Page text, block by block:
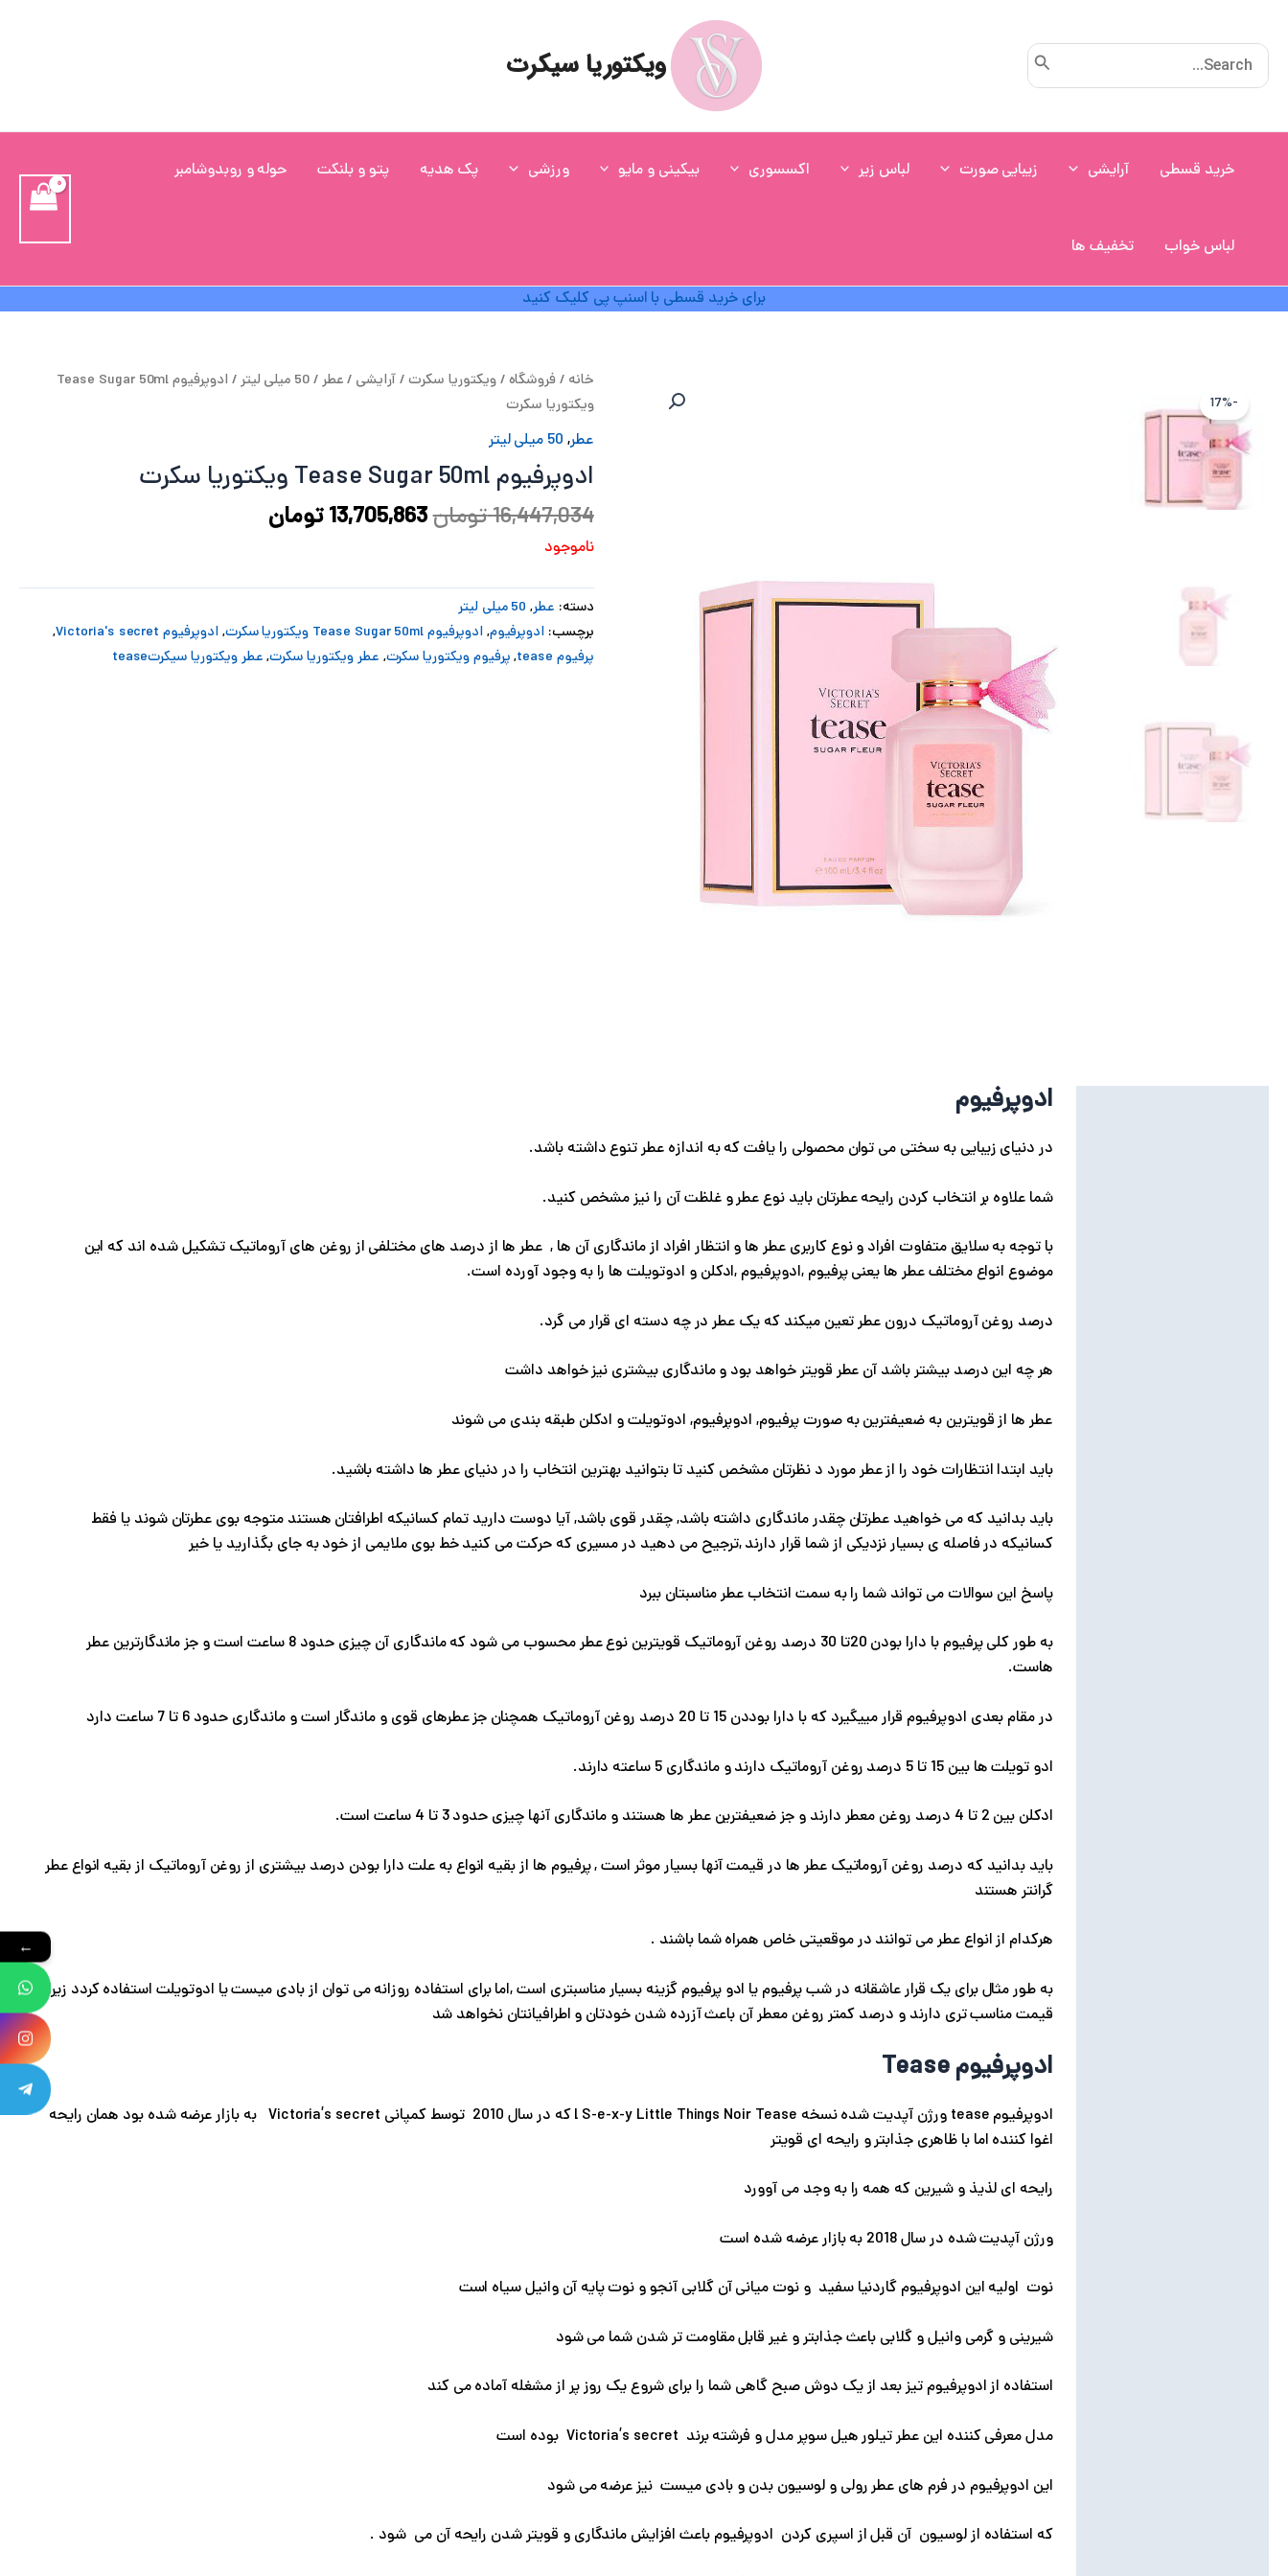
Search
for:
ویکتوریا سیکرت
خرید قسطی آرایشی زیبایی صورت لباس زیر اکسسوری بیکینی و مایو ورزشی پک هدیه پتو و بلنکت حوله و روبدوشامبر
لباس خواب تخفیف ها
برای خرید قسطی با اسنپ پی کلیک کنید
-17%
خانه /فروشگاه/ویکتوریا سکرت/آرایشی /عطر/50 میلی لیتر
/ ادوپرفیوم Tease Sugar 50ml
ویکتوریا سکرت
عطر, 50 میلی لیتر
ادوپرفیوم Tease Sugar 50ml ویکتوریا سکرت
16,447,034تومان
قیمت
13,705,863تومان
قیمت
ناموجود
دسته: عطر, 50 میلی لیتر
برچسب: ادوپرفیوم,ادوپرفیوم Tease Sugar 50ml ویکتوریا سکرت ,ادوپرفیوم Victoria's secret
,
پرفیوم tease
,پرفیوم ویکتوریا سکرت, عطر ویکتوریا سکرت,عطر ویکتوریا سیکرتtease
ادوپرفیوم
در دنیای زیبایی به سختی می توان محصولی را یافت که به اندازه عطر تنوع داشته باشد.
شما علاوه بر انتخاب کردن رایحه عطرتان باید نوع عطر و غلظت آن را نیز مشخص کنید.
با توجه به سلایق متفاوت افراد و نوع کاربری عطر ها و انتظار افراد از ماندگاری آن ها , عطر ها از درصد های مختلفی از روغن های آروماتیک تشکیل شده اند که این
موضوع انواع مختلف عطر ها یعنی پرفیوم ,ادوپرفیوم ,ادکلن و ادوتویلت ها را به وجود آورده است.
درصد روغن آروماتیک درون عطر تعین میکند که یک عطر در چه دسته ای قرار می گرد.
هر چه این درصد بیشتر باشد آن عطر قویتر خواهد بود و ماندگاری بیشتری نیز خواهد داشت
عطر ها از قویترین به ضعیفترین به صورت پرفیوم, ادوپرفیوم, ادوتویلت و ادکلن طبقه بندی می شوند
باید ابتدا انتظارات خود را از عطر مورد د نظرتان مشخص کنید تا بتوانید بهترین انتخاب را در دنیای عطر ها داشته باشید.
باید بدانید که می خواهید عطرتان چقدر ماندگاری داشته باشد, چقدر قوی باشد, آیا دوست دارید تمام کسانیکه اطرافتان هستند متوجه بوی عطرتان شوند یا فقط
کسانیکه در فاصله ی بسیار نزدیکی از شما قرار دارند ,ترجیح می دهید در مسیری که حرکت می کنید خط بوی ملایمی از خود به جای بگذارید یا خیر
پاسخ این سوالات می تواند شما را به سمت انتخاب عطر مناسبتان ببرد
به طور کلی پرفیوم با دارا بودن 20تا 30 درصد روغن آروماتیک قویترین نوع عطر محسوب می شود که ماندگاری آن چیزی حدود 8 ساعت است و جز ماندگارترین عطر
هاست.
در مقام بعدی ادوپرفیوم قرار مییگیرد که با دارا بوددن 15 تا 20 درصد روغن آروماتیک همچنان جز عطرهای قوی و ماندگار است و ماندگاری حدود 6 تا 7 ساعت دارد
ادو تویلت ها بین 15 تا 5 درصد روغن آروماتیک دارند و ماندگاری 5 ساعته دارند.
ادکلن بین 2 تا 4 درصد روغن معطر دارند و جز ضعیفترین عطر ها هستند و ماندگاری آنها چیزی حدود 3 تا 4 ساعت است.
باید بدانید که درصد روغن آروماتیک عطر ها در قیمت آنها بسیار موثر است , پرفیوم ها از بقیه انواع به علت دارا بودن درصد بیشتری از روغن آروماتیک از بقیه انواع عطر
گرانتر هستند
هرکدام از انواع عطر می توانند در موقعیتی خاص همراه شما باشند .
به طور مثال برای یک قرار عاشقانه در شب پرفیوم یا ادو پرفیوم گزینه بسیار مناسبتری است ,اما برای استفاده روزانه می توان از بادی میست یا ادوتویلت استفاده کردد زیرا
قیمت مناسب تری دارند و درصد کمتر روغن معطر آن باعث آزرده شدن خودتان و اطرافیانتان نخواهد شد
ادوپرفیوم Tease
ادوپرفیوم tease ورژن آپدیت شده نسخه l S-e-x-y Little Things Noir Tease که در سال 2010 توسط کمپانی Victoria’s secret به بازار عرضه شده بود همان رایحه
اغوا کننده اما با ظاهری جذابتر و رایحه ای قویتر
رایحه ای لذیذ و شیرین که همه را به وجد می آوورد
ورژن آپدیت شده در سال 2018 به بازار عرضه شده است
نوت اولیه این ادوپرفیوم گاردنیا سفید و نوت میانی آن گلابی آنجو و نوت پایه آن وانیل سیاه است
شیرینی و گرمی وانیل و گلابی باعث جذابتر و غیر قابل مقاومت تر شدن شما می شود
استفاده از ادوپرفیوم تیز بعد از یک دوش صبح گاهی شما را برای شروع یک روز پر از مشغله آماده می کند
مدل معرفی کننده این عطر تیلور هیل سوپر مدل و فرشته برند Victoria’s secret بوده است
این ادوپرفیوم در فرم های عطر رولی و لوسیون بدن و بادی میست نیز عرضه می شود
که استفاده از لوسیون آن قبل از اسپری کردن ادوپرفیوم باعث افزایش ماندگاری و قویتر شدن رایحه آن می شود .
←